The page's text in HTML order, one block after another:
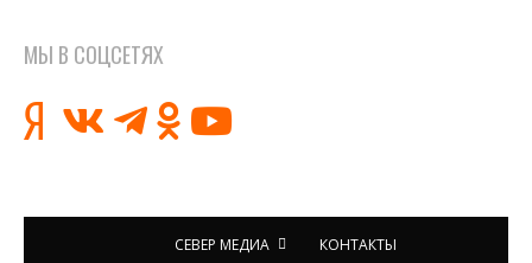
МЫ В СОЦСЕТЯХ
СЕВЕР МЕДИА КОНТАКТЫ